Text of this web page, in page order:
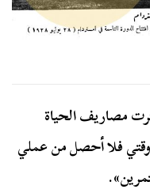
مصاريف الحياة
وقتي فلا أحصل من عملي